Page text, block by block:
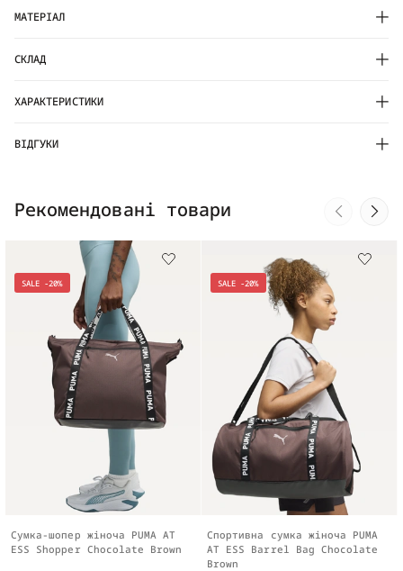
МАТЕРІАЛ
СКЛАД
ХАРАКТЕРИСТИКИ
ВІДГУКИ
Рекомендовані товари
SALE -20%
Сумка-шопер жіноча PUMA AT
ESS Shopper Chocolate Brown
SALE -20%
Спортивна сумка жіноча PUMA
AT ESS Barrel Bag Chocolate
Brown